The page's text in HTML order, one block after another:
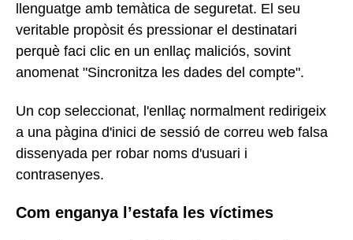
llenguatge amb temàtica de seguretat. El seu
veritable propòsit és pressionar el destinatari
perquè faci clic en un enllaç maliciós, sovint
anomenat "Sincronitza les dades del compte".
Un cop seleccionat, l'enllaç normalment redirigeix
a una pàgina d'inici de sessió de correu web falsa
dissenyada per robar noms d'usuari i
contrasenyes.
Com enganya l’estafa les víctimes